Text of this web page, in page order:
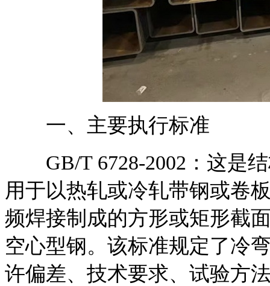
一、主要执行标准
GB/T 6728-2002：这是结
用于以热轧或冷轧带钢或卷
频焊接制成的方形或矩形截
空心型钢。该标准规定了冷
许偏差、技术要求、试验方